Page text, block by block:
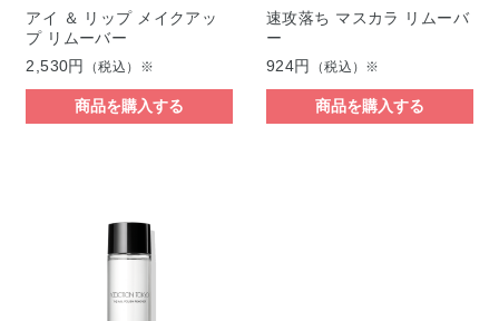
アイ ＆ リップ メイクアッ
プ リムーバー
2,530円
（税込）※
商品を購入する
速攻落ち マスカラ リムーバ
ー
924円
（税込）※
商品を購入する